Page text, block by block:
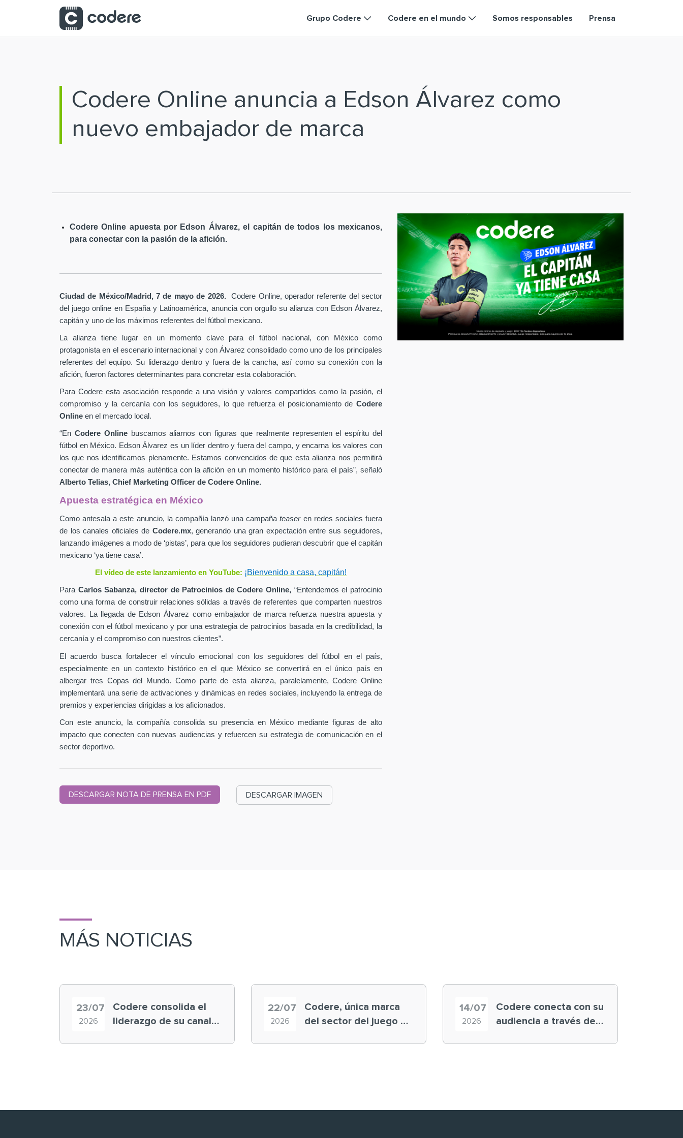
Saltar al contenido principal
Grupo Codere Codere en el mundo Somos responsables Prensa
Codere Online anuncia a Edson Álvarez como
nuevo embajador de marca
Codere Online apuesta por Edson Álvarez, el capitán de todos los mexicanos,
para conectar con la pasión de la afición.
Ciudad de México/Madrid, 7 de mayo de 2026.Codere Online, operador referente del sector
del juego online en España y Latinoamérica, anuncia con orgullo su alianza con Edson Álvarez,
capitán y uno de los máximos referentes del fútbol mexicano.
La alianza tiene lugar en un momento clave para el fútbol nacional, con México como
protagonista en el escenario internacional y con Álvarez consolidado como uno de los principales
referentes del equipo. Su liderazgo dentro y fuera de la cancha, así como su conexión con la
afición, fueron factores determinantes para concretar esta colaboración.
Para Codere esta asociación responde a una visión y valores compartidos como la pasión, el
compromiso y la cercanía con los seguidores, lo que refuerza el posicionamiento de Codere
Online en el mercado local.
“En Codere Onlinebuscamos aliarnos con figuras que realmente representen el espíritu del
fútbol en México. Edson Álvarez es un líder dentro y fuera del campo, y encarna los valores con
los que nos identificamos plenamente. Estamos convencidos de que esta alianza nos permitirá
conectar de manera más auténtica con la afición en un momento histórico para el país”, señaló
Alberto Telias, Chief Marketing Officer de Codere Online.
Apuesta estratégica en México
Como antesala a este anuncio, la compañía lanzó una campañateaseren redes sociales fuera
de los canales oficiales de Codere.mx, generando una gran expectación entre sus seguidores,
lanzando imágenes a modo de ‘pistas’, para que los seguidores pudieran descubrir que el capitán
mexicano ‘ya tiene casa’.
El vídeo de este lanzamiento en YouTube: ¡Bienvenido a casa, capitán!
Para Carlos Sabanza, director de Patrocinios de Codere Online, “Entendemos el patrocinio
como una forma de construir relaciones sólidas a través de referentes que comparten nuestros
valores. La llegada de Edson Álvarez como embajador de marca refuerza nuestra apuesta y
conexión con el fútbol mexicano y por una estrategia de patrocinios basada en la credibilidad, la
cercanía y el compromiso con nuestros clientes”.
El acuerdo busca fortalecer el vínculo emocional con los seguidores del fútbol en el país,
especialmente en un contexto histórico en el que México se convertirá en el único país en
albergar tres Copas del Mundo. Como parte de esta alianza, paralelamente, Codere Online
implementará una serie de activaciones y dinámicas en redes sociales, incluyendo la entrega de
premios y experiencias dirigidas a los aficionados.
Con este anuncio, la compañía consolida su presencia en México mediante figuras de alto
impacto que conecten con nuevas audiencias y refuercen su estrategia de comunicación en el
sector deportivo.
DESCARGAR NOTA DE PRENSA EN PDF DESCARGAR IMAGEN
MÁS NOTICIAS
23/07
2026
Codere consolida el
liderazgo de su canal
22/07
2026
Codere, única marca
del sector del juego en
14/07
2026
Codere conecta con su
audiencia a través de